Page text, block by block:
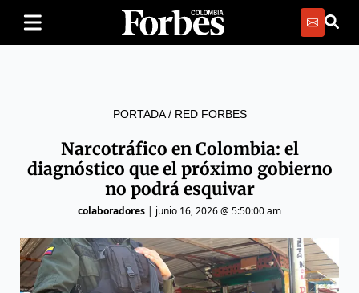
PORTADA/ RED FORBES
Narcotráfico en Colombia: el
diagnóstico que el próximo gobierno
no podrá esquivar
colaboradores | junio 16, 2026 @ 5:50:00 am